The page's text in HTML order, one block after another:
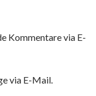
Kommentare via E-
via E-Mail.